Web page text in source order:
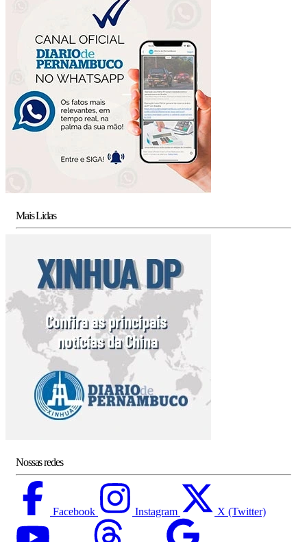
Mais Lidas
Nossas redes
Facebook Instagram X (Twitter)